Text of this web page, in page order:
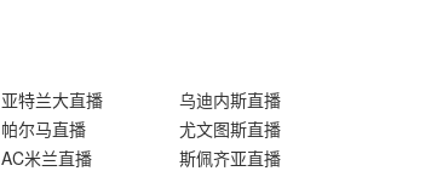
亚特兰大直播
乌迪内斯直播
帕尔马直播
尤文图斯直播
AC米兰直播
斯佩齐亚直播